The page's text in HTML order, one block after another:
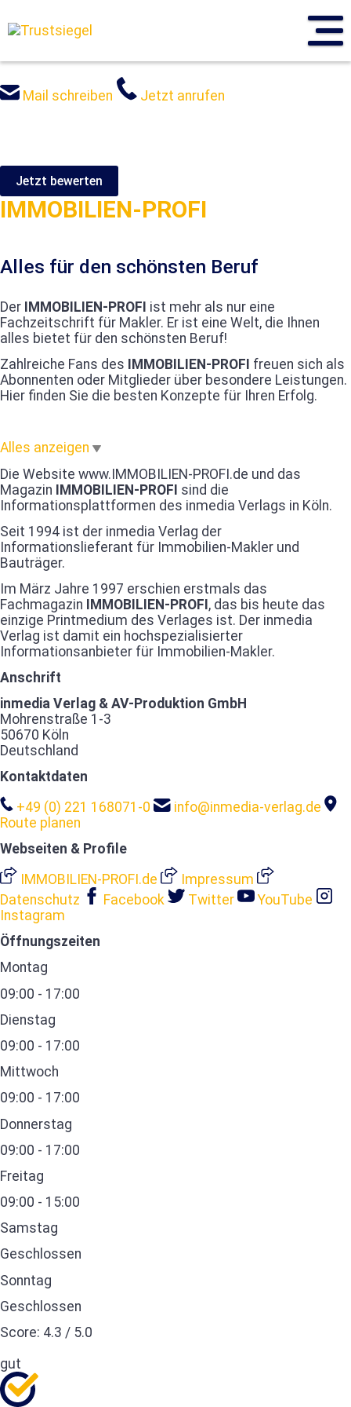
zum
Inhalt
Mail schreiben Jetzt anrufen
Jetzt bewerten
IMMOBILIEN-PROFI
Alles für den schönsten Beruf
Der IMMOBILIEN-PROFI ist mehr als nur eine
Fachzeitschrift für Makler. Er ist eine Welt, die Ihnen
alles bietet für den schönsten Beruf!
Zahlreiche Fans des IMMOBILIEN-PROFI freuen sich als
Abonnenten oder Mitglieder über besondere Leistungen.
Hier finden Sie die besten Konzepte für Ihren Erfolg.
Alles anzeigen
Die Website www.IMMOBILIEN-PROFI.de und das
Magazin IMMOBILIEN-PROFI sind die
Informationsplattformen des inmedia Verlags in Köln.
Seit 1994 ist der inmedia Verlag der
Informationslieferant für Immobilien-Makler und
Bauträger.
Im März Jahre 1997 erschien erstmals das
Fachmagazin IMMOBILIEN-PROFI, das bis heute das
einzige Printmedium des Verlages ist. Der inmedia
Verlag ist damit ein hochspezialisierter
Informationsanbieter für Immobilien-Makler.
Anschrift
inmedia Verlag & AV-Produktion GmbH
Mohrenstraße 1-3
50670 Köln
Deutschland
Kontaktdaten
+49 (0) 221 168071-0
info@inmedia-verlag.de
Route planen
Webseiten & Profile
IMMOBILIEN-PROFI.de
Impressum
Datenschutz
Facebook Twitter
YouTube
Instagram
Öffnungszeiten
Montag
09:00 - 17:00
Dienstag
09:00 - 17:00
Mittwoch
09:00 - 17:00
Donnerstag
09:00 - 17:00
Freitag
09:00 - 15:00
Samstag
Geschlossen
Sonntag
Geschlossen
Score: 4.3 / 5.0
gut